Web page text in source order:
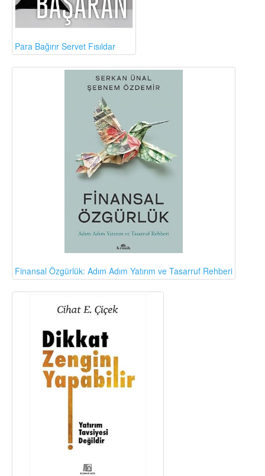
Para Bağırır Servet Fısıldar
Finansal Özgürlük: Adım Adım Yatırım ve Tasarruf Rehberi